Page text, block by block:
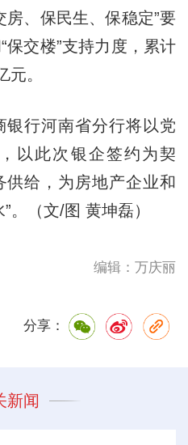
房、保民生、保稳定”要
保交楼”支持力度，累计
。
行河南省分行将以党
以此次银企签约为契
给，为房地产企业和
。（文/图 黄坤磊）
编辑：万庆丽
分享：
新闻